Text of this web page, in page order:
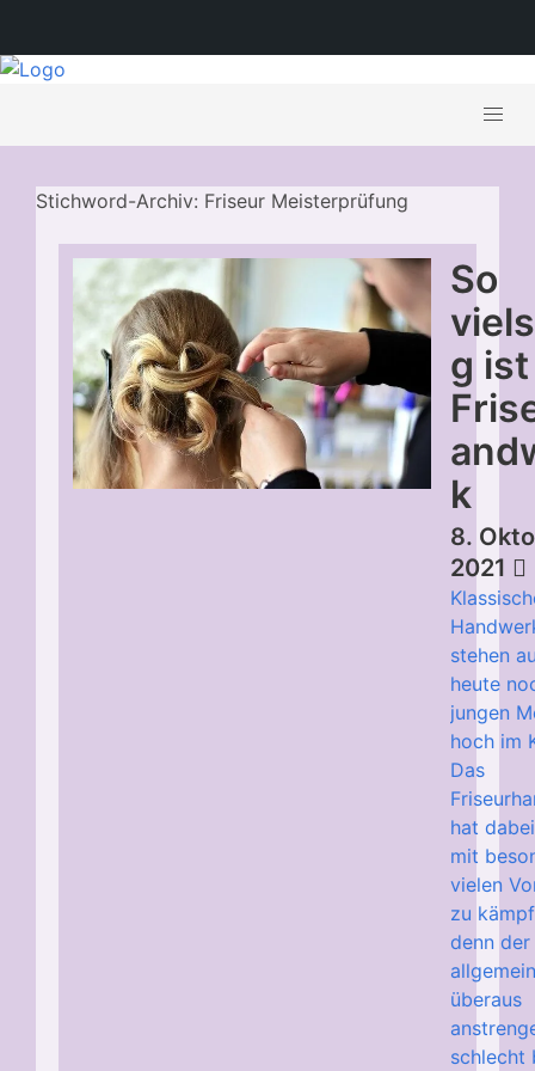
Stichword-Archiv: Friseur Meisterprüfung
So
g
k
8.
2021
stehen
heute
jungen
hoch im
Das
hat
mit
vielen
zu
denn
überaus
schlecht